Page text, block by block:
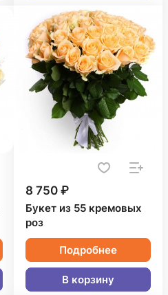
8 750 ₽
Букет из 55 кремовых
роз
Подробнее
В корзину